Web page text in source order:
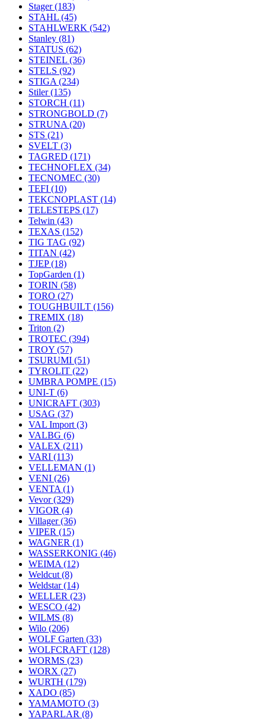
Stager(183)
STAHL (45)
STAHLWERK (542)
Stanley (81)
STATUS (62)
STEINEL (36)
STELS (92)
STIGA (234)
Stiler(135)
STORCH (11)
STRONGBOLD (7)
STRUNA (20)
STS (21)
SVELT (3)
TAGRED (171)
TECHNOFLEX (34)
TECNOMEC (30)
TEFI (10)
TEKCNOPLAST (14)
TELESTEPS (17)
Telwin (43)
TEXAS (152)
TIG TAG (92)
TITAN (42)
TJEP(18)
TopGarden (1)
TORIN (58)
TORO (27)
TOUGHBUILT (156)
TREMIX (18)
Triton (2)
TROTEC (394)
TROY (57)
TSURUMI (51)
TYROLIT (22)
UMBRA POMPE (15)
UNI-T (6)
UNICRAFT (303)
USAG (37)
VAL Import (3)
VALBG (6)
VALEX (211)
VARI (113)
VELLEMAN (1)
VENI (26)
VENTA (1)
Vevor(329)
VIGOR (4)
Villager(36)
VIPER (15)
WAGNER (1)
WASSERKONIG (46)
WEIMA (12)
Weldcut (8)
Weldstar(14)
WELLER (23)
WESCO (42)
WILMS (8)
Wilo (206)
WOLF Garten (33)
WOLFCRAFT (128)
WORMS (23)
WORX (27)
WURTH (179)
XADO (85)
YAMAMOTO (3)
YAPARLAR (8)